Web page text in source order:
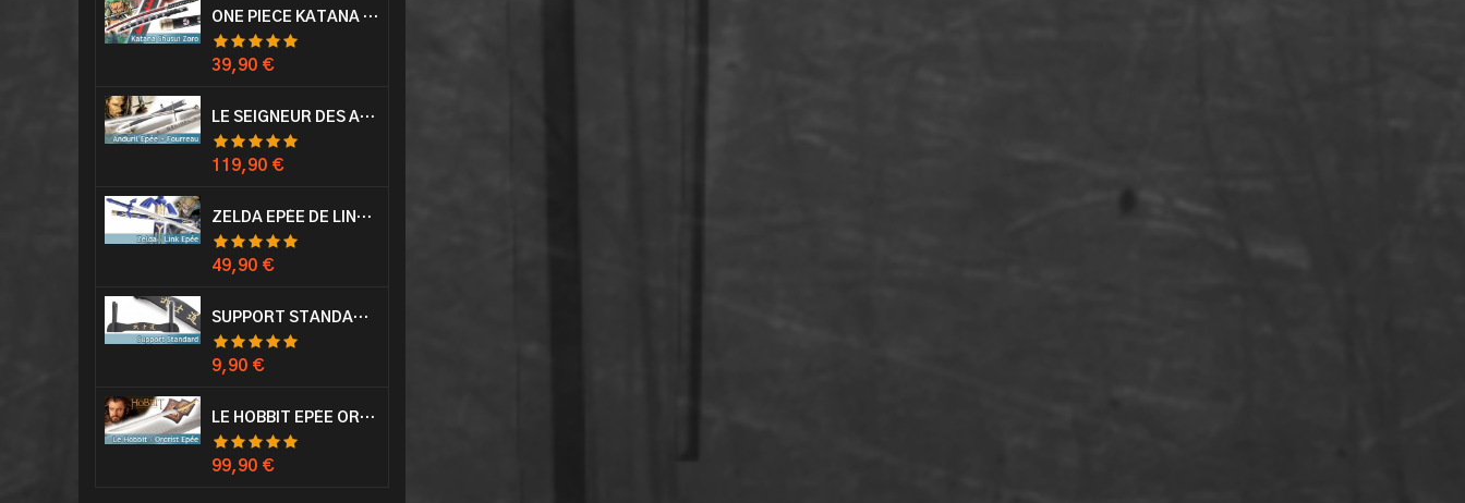
ONE PIECE KATANA ZORO RORONOA SHUSUI EPÉE SABRE ACIER
Prix
39,90 €
LE SEIGNEUR DES ANNEAUX EPÉE ANDURIL ARAGORN
Prix
119,90 €
ZELDA EPÉE DE LINK AVEC FOURREAU MASTER SWORD EPEE
Prix
49,90 €
SUPPORT STANDARD KATANA EPÉE
Prix
9,90 €
LE HOBBIT EPÉE ORCRIST EPÉE DE THORIN SABRE + PLAQUE MURALE EN BOIS
Prix
99,90 €